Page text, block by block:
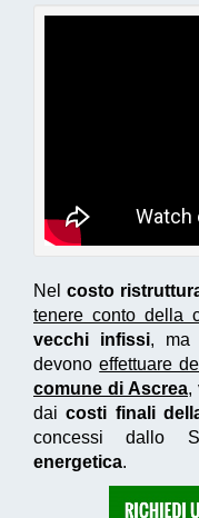
Nel costo
tenere conto della
vecchi infissi, ma
devonoeffettuare
comune di Ascrea,
daicosti finali
concessi dallo
energetica.